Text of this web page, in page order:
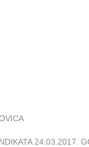
24.03.2017.